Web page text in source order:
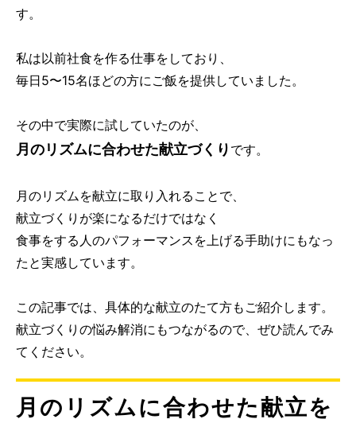
す。
私は以前社食を作る仕事をしており、
毎日5〜15名ほどの方にご飯を提供していました。
その中で実際に試していたのが、
月のリズムに合わせた献立づくり です。
月のリズムを献立に取り入れることで、
献立づくりが楽になるだけではなく
食事をする人のパフォーマンスを上げる手助けにもなっ
たと実感しています。
この記事では、具体的な献立のたて方もご紹介します。
献立づくりの悩み解消にもつながるので、ぜひ読んでみ
てください。
月のリズムに合わせた献立を